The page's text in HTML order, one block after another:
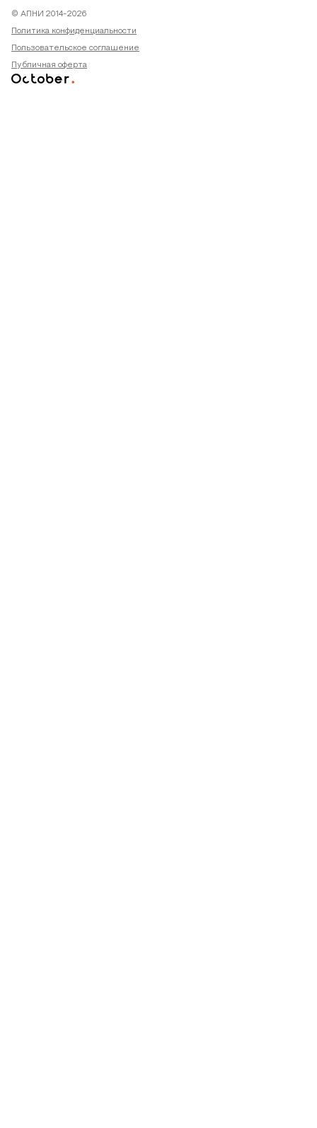
© АПНИ 2014-2026
Политика конфиденциальности
Пользовательское соглашение
Публичная оферта